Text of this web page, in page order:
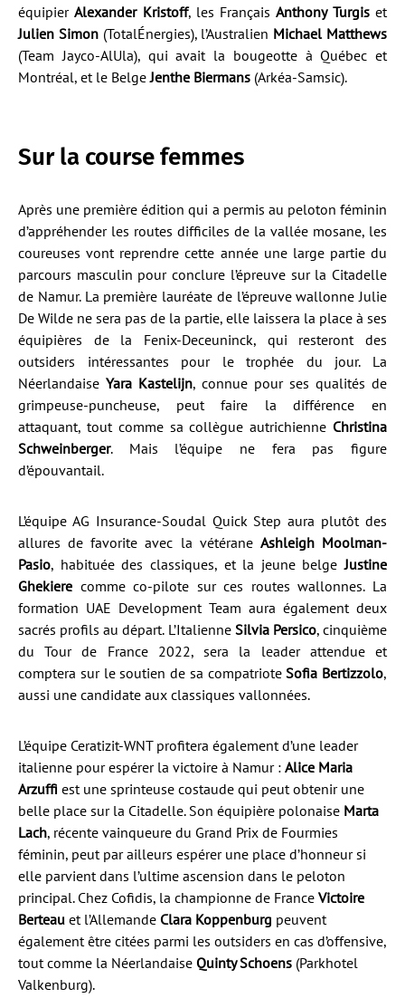
équipierAlexander Kristoff, les FrançaisAnthony Turgiset
Julien Simon (TotalÉnergies), l’Australien Michael Matthews
(Team Jayco-AlUla), qui avait la bougeotte à Québec et
Montréal, et le BelgeJenthe Biermans (Arkéa-Samsic).
Sur la course femmes
Après une première édition qui a permis au peloton féminin
d’appréhender les routes difficiles de la vallée mosane, les
coureuses vont reprendre cette année une large partie du
parcours masculin pour conclure l’épreuve sur la Citadelle
de Namur. La première lauréate de l’épreuve wallonne Julie
De Wilde ne sera pas de la partie, elle laissera la place à ses
équipières de la Fenix-Deceuninck, qui resteront des
outsiders intéressantes pour le trophée du jour. La
Néerlandaise Yara Kastelijn, connue pour ses qualités de
grimpeuse-puncheuse, peut faire la différence en
attaquant, tout comme sa collègue autrichienne Christina
Schweinberger. Mais l’équipe ne fera pas figure
d’épouvantail.
L’équipe AG Insurance-Soudal Quick Step aura plutôt des
allures de favorite avec la vétérane Ashleigh Moolman-
Pasio, habituée des classiques, et la jeune belgeJustine
Ghekiere comme co-pilote sur ces routes wallonnes. La
formation UAE Development Team aura également deux
sacrés profils au départ. L’Italienne Silvia Persico, cinquième
du Tour de France 2022, sera la leader attendue et
comptera sur le soutien de sa compatrioteSofia Bertizzolo,
aussi une candidate aux classiques vallonnées.
L’équipe Ceratizit-WNT profitera également d’une leader
italienne pour espérer la victoire à Namur : Alice Maria
Arzuffi est une sprinteuse costaude qui peut obtenir une
belle place sur la Citadelle. Son équipière polonaise Marta
Lach, récente vainqueure du Grand Prix de Fourmies
féminin, peut par ailleurs espérer une place d’honneur si
elle parvient dans l’ultime ascension dans le peloton
principal. Chez Cofidis, la championne de France Victoire
Berteau et l’Allemande Clara Koppenburg peuvent
également être citées parmi les outsiders en cas d’offensive,
tout comme la Néerlandaise Quinty Schoens (Parkhotel
Valkenburg).